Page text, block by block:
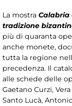
La mostra Calabria
tradizione
più di quaranta
anche monete,
tutta la regione
precedenza. Il
alle schede delle
Gaetano Curzi,
Santo Lucà,